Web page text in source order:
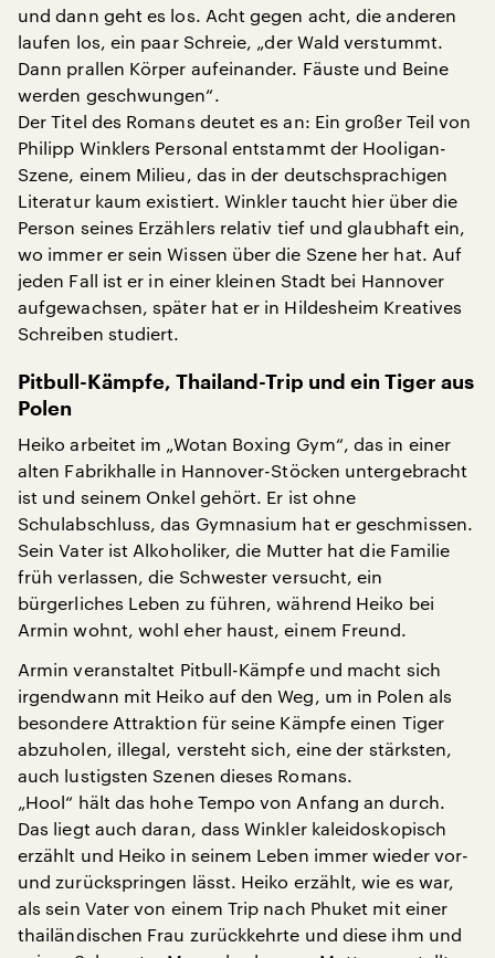
und dann geht es los. Acht gegen acht, die anderen
laufen los, ein paar Schreie, „der Wald verstummt.
Dann prallen Körper aufeinander. Fäuste und Beine
werden geschwungen“.
Der Titel des Romans deutet es an: Ein großer Teil von
Philipp Winklers Personal entstammt der Hooligan-
Szene, einem Milieu, das in der deutschsprachigen
Literatur kaum existiert. Winkler taucht hier über die
Person seines Erzählers relativ tief und glaubhaft ein,
wo immer er sein Wissen über die Szene her hat. Auf
jeden Fall ist er in einer kleinen Stadt bei Hannover
aufgewachsen, später hat er in Hildesheim Kreatives
Schreiben studiert.
Pitbull-Kämpfe, Thailand-Trip und ein Tiger aus
Polen
Heiko arbeitet im „Wotan Boxing Gym“, das in einer
alten Fabrikhalle in Hannover-Stöcken untergebracht
ist und seinem Onkel gehört. Er ist ohne
Schulabschluss, das Gymnasium hat er geschmissen.
Sein Vater ist Alkoholiker, die Mutter hat die Familie
früh verlassen, die Schwester versucht, ein
bürgerliches Leben zu führen, während Heiko bei
Armin wohnt, wohl eher haust, einem Freund.
Armin veranstaltet Pitbull-Kämpfe und macht sich
irgendwann mit Heiko auf den Weg, um in Polen als
besondere Attraktion für seine Kämpfe einen Tiger
abzuholen, illegal, versteht sich, eine der stärksten,
auch lustigsten Szenen dieses Romans.
„Hool“ hält das hohe Tempo von Anfang an durch.
Das liegt auch daran, dass Winkler kaleidoskopisch
erzählt und Heiko in seinem Leben immer wieder vor-
und zurückspringen lässt. Heiko erzählt, wie es war,
als sein Vater von einem Trip nach Phuket mit einer
thailändischen Frau zurückkehrte und diese ihm und